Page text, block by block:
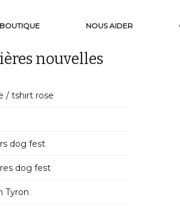
BOUTIQUE NOUS AIDER
nouvelles
/ tshirt rose
dog fest
dog fest
Tyron